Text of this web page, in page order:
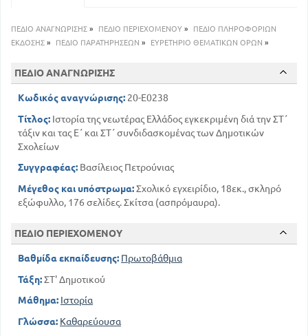
111
Τουρκοαιγυπτιακή σύμπραξη
Η Ελλάδα ελεύθερη
147
ΠΕΔΙΟ ΑΝΑΓΝΩΡΙΣΗΣ » ΠΕΔΙΟ ΠΕΡΙΕΧΟΜΕΝΟΥ »
ΠΕΔΙΟ ΠΛΗΡΟΦΟΡΙΩΝ
ΕΚΔΟΣΗΣ » ΠΕΔΙΟ ΠΑΡΑΤΗΡΗΣΕΩΝ » ΕΥΡΕΤΗΡΙΟ ΘΕΜΑΤΙΚΩΝ ΟΡΩΝ »
ΠΕΔΙΟ ΑΝΑΓΝΩΡΙΣΗΣ
Κωδικός αναγνώρισης: 20-E0238
Τίτλος: Ιστορία της νεωτέρας Ελλάδος εγκεκριμένη διά την ΣΤ΄
τάξιν και τας Ε΄ και ΣΤ΄ συνδιδασκομένας των Δημοτικών
Σχολείων
Συγγραφέας: Βασίλειος Πετρούνιας
Μέγεθος και υπόστρωμα:Σχολικό εγχειρίδιο, 18εκ., σκληρό
εξώφυλλο, 176 σελίδες. Σκίτσα (ασπρόμαυρα).
ΠΕΔΙΟ ΠΕΡΙΕΧΟΜΕΝΟΥ
Βαθμίδα εκπαίδευσης: Πρωτοβάθμια
Τάξη:ΣΤ' Δημοτικού
Μάθημα: Ιστορία
Γλώσσα: Καθαρεύουσα